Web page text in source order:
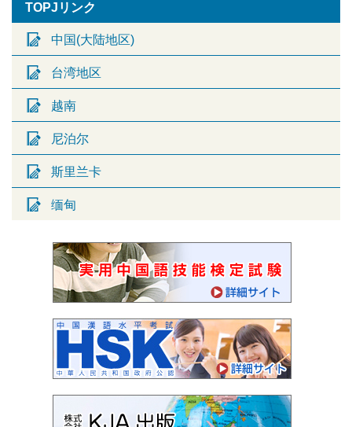
TOPJリンク
中国(大陆地区)
台湾地区
越南
尼泊尔
斯里兰卡
缅甸